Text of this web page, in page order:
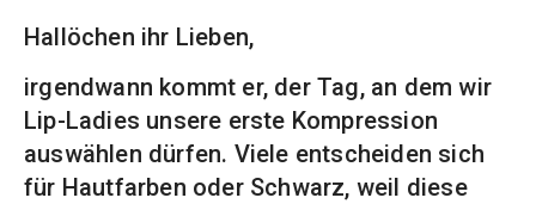
Hallöchen ihr Lieben,
irgendwann kommt er, der Tag, an dem wir
Lip-Ladies unsere erste Kompression
auswählen dürfen. Viele entscheiden sich
für Hautfarben oder Schwarz, weil diese